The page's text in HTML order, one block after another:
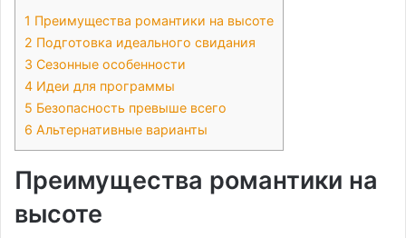
1 Преимущества романтики на высоте
2 Подготовка идеального свидания
3 Сезонные особенности
4 Идеи для программы
5 Безопасность превыше всего
6 Альтернативные варианты
Преимущества романтики на
высоте